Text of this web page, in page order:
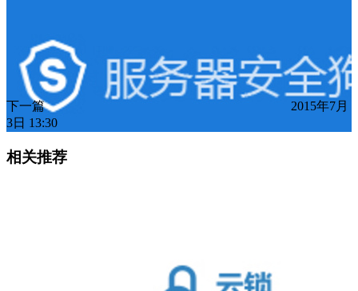
下一篇
2015年7月
3日 13:30
相关推荐